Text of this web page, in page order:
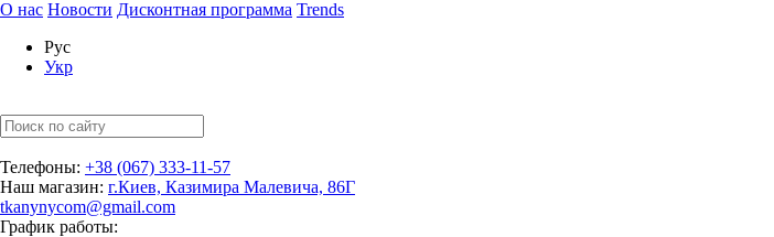
О нас Новости Дисконтная программа Trends
Рус
Укр
Телефоны: +38 (067) 333-11-57
Наш магазин: г.Киев, Казимира Малевича, 86Г
tkanynycom@gmail.com
График работы: